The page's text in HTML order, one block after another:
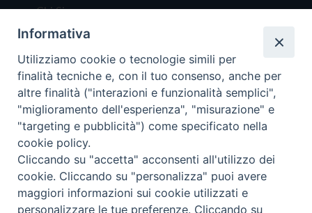
Chi Siamo
Redazione
Scrivici
Copyright © 2019 - Tutti i diritti riservati - Vita
Trentina Editrice
Privacy Policy
Informativa
Utilizziamo cookie o tecnologie simili per
finalità tecniche e, con il tuo consenso, anche per
altre finalità ("interazioni e funzionalità semplici",
"miglioramento dell'esperienza", "misurazione" e
"targeting e pubblicità") come specificato nella
cookie policy.
Cliccando su "accetta" acconsenti all'utilizzo dei
cookie. Cliccando su "personalizza" puoi avere
maggiori informazioni sui cookie utilizzati e
personalizzare le tue preferenze. Cliccando su